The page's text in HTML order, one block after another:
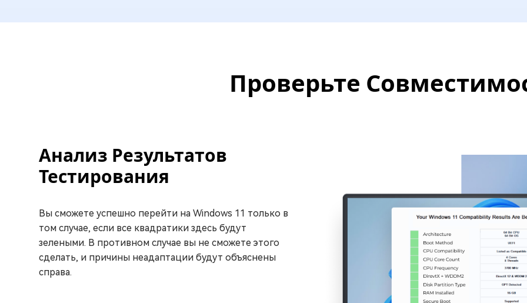
Проверьте
Анализ Результатов
Тестирования
Вы сможете успешно перейти на Windows 11 только в
том случае, если все квадратики здесь будут
зелеными. В противном случае вы не сможете этого
сделать, и причины неадаптации будут объяснены
справа.